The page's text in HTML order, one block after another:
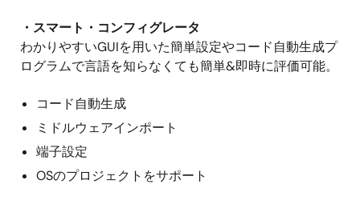
・スマート・コンフィグレータ
わかりやすいGUIを用いた簡単設定やコード自動生成プ
ログラムで言語を知らなくても簡単&即時に評価可能。
コード自動生成
ミドルウェアインポート
端子設定
OSのプロジェクトをサポート